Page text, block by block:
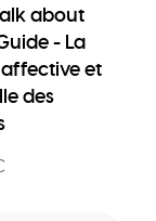
about
- La
et
des